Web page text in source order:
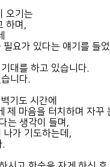
오기는
하며,
요가 있다는 얘기를 들
대를 하고 있습니다.
니다.
기도 시간에
제 마음을 터치하며 자꾸
는 생각이 들며,
나가 기도하는데,
.